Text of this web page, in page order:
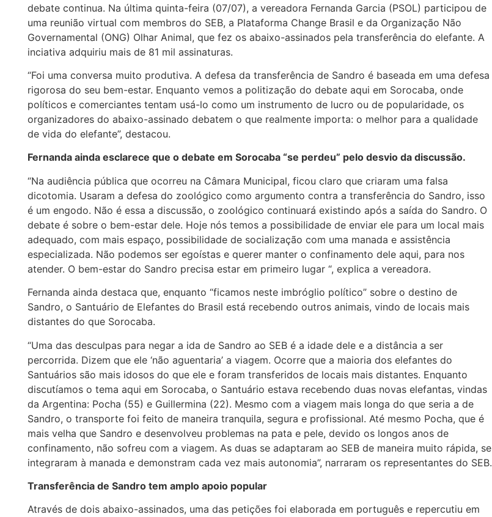
debate continua. Na última quinta-feira (07/07), a vereadora Fernanda Garcia (PSOL) participou de
uma reunião virtual com membros do SEB, a Plataforma Change Brasil e da Organização Não
Governamental (ONG) Olhar Animal, que fez os abaixo-assinados pela transferência do elefante. A
inciativa adquiriu mais de 81 mil assinaturas.
“Foi uma conversa muito produtiva. A defesa da transferência de Sandro é baseada em uma defesa
rigorosa do seu bem-estar. Enquanto vemos a politização do debate aqui em Sorocaba, onde
políticos e comerciantes tentam usá-lo como um instrumento de lucro ou de popularidade, os
organizadores do abaixo-assinado debatem o que realmente importa: o melhor para a qualidade
de vida do elefante”, destacou.
Fernanda ainda esclarece que o debate em Sorocaba “se perdeu” pelo desvio da discussão.
“Na audiência pública que ocorreu na Câmara Municipal, ficou claro que criaram uma falsa
dicotomia. Usaram a defesa do zoológico como argumento contra a transferência do Sandro, isso
é um engodo. Não é essa a discussão, o zoológico continuará existindo após a saída do Sandro. O
debate é sobre o bem-estar dele. Hoje nós temos a possibilidade de enviar ele para um local mais
adequado, com mais espaço, possibilidade de socialização com uma manada e assistência
especializada. Não podemos ser egoístas e querer manter o confinamento dele aqui, para nos
atender. O bem-estar do Sandro precisa estar em primeiro lugar “, explica a vereadora.
Fernanda ainda destaca que, enquanto “ficamos neste imbróglio político” sobre o destino de
Sandro, o Santuário de Elefantes do Brasil está recebendo outros animais, vindo de locais mais
distantes do que Sorocaba.
“Uma das desculpas para negar a ida de Sandro ao SEB é a idade dele e a distância a ser
percorrida. Dizem que ele ‘não aguentaria’ a viagem. Ocorre que a maioria dos elefantes do
Santuários são mais idosos do que ele e foram transferidos de locais mais distantes. Enquanto
discutíamos o tema aqui em Sorocaba, o Santuário estava recebendo duas novas elefantas, vindas
da Argentina: Pocha (55) e Guillermina (22). Mesmo com a viagem mais longa do que seria a de
Sandro, o transporte foi feito de maneira tranquila, segura e profissional. Até mesmo Pocha, que é
mais velha que Sandro e desenvolveu problemas na pata e pele, devido os longos anos de
confinamento, não sofreu com a viagem. As duas se adaptaram ao SEB de maneira muito rápida, se
integraram à manada e demonstram cada vez mais autonomia”, narraram os representantes do SEB.
Transferência de Sandro tem amplo apoio popular
Através de dois abaixo-assinados, uma das petições foi elaborada em português e repercutiu em